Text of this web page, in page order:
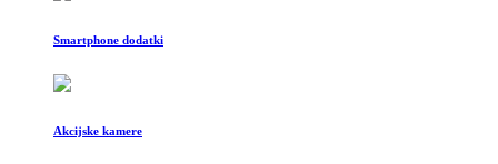
Smartphone dodatki
Akcijske kamere